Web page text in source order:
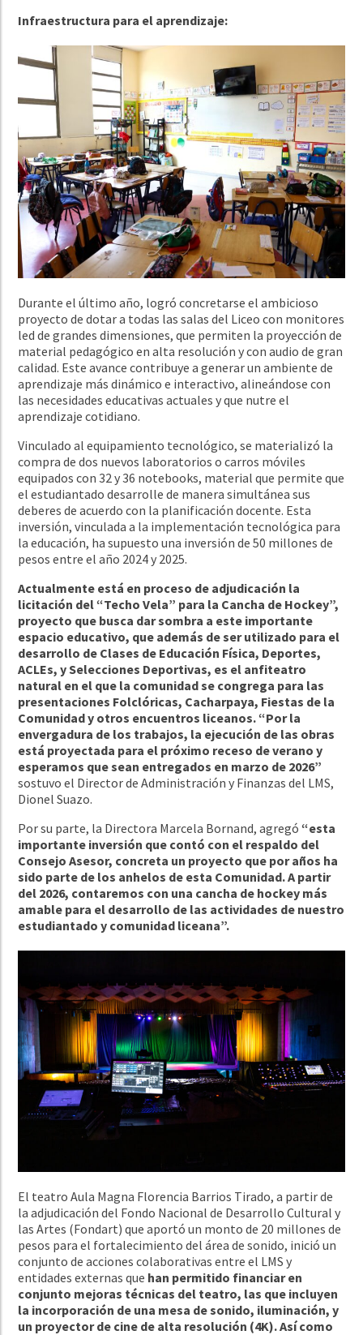
Infraestructura para el aprendizaje:
Durante el último año, logró concretarse el ambicioso
proyecto de dotar a todas las salas del Liceo con monitores
led de grandes dimensiones, que permiten la proyección de
material pedagógico en alta resolución y con audio de gran
calidad. Este avance contribuye a generar un ambiente de
aprendizaje más dinámico e interactivo, alineándose con
las necesidades educativas actuales y que nutre el
aprendizaje cotidiano.
Vinculado al equipamiento tecnológico, se materializó la
compra de dos nuevos laboratorios o carros móviles
equipados con 32 y 36 notebooks, material que permite que
el estudiantado desarrolle de manera simultánea sus
deberes de acuerdo con la planificación docente. Esta
inversión, vinculada a la implementación tecnológica para
la educación, ha supuesto una inversión de 50 millones de
pesos entre el año 2024 y 2025.
Actualmente está en proceso de adjudicación la
licitación del “Techo Vela” para la Cancha de Hockey”,
proyecto que busca dar sombra a este importante
espacio educativo, que además de ser utilizado para el
desarrollo de Clases de Educación Física, Deportes,
ACLEs, y Selecciones Deportivas, es el anfiteatro
natural en el que la comunidad se congrega para las
presentaciones Folclóricas, Cacharpaya, Fiestas de la
Comunidad y otros encuentros liceanos. “Por la
envergadura de los trabajos, la ejecución de las obras
está proyectada para el próximo receso de verano y
esperamos que sean entregados en marzo de 2026”
sostuvo el Director de Administración y Finanzas del LMS,
Dionel Suazo.
Por su parte, la Directora Marcela Bornand, agregó “esta
importante inversión que contó con el respaldo del
Consejo Asesor, concreta un proyecto que por años ha
sido parte de los anhelos de esta Comunidad. A partir
del 2026, contaremos con una cancha de hockey más
amable para el desarrollo de las actividades de nuestro
estudiantado y comunidad liceana”.
El teatro Aula Magna Florencia Barrios Tirado, a partir de
la adjudicación del Fondo Nacional de Desarrollo Cultural y
las Artes (Fondart) que aportó un monto de 20 millones de
pesos para el fortalecimiento del área de sonido, inició un
conjunto de acciones colaborativas entre el LMS y
entidades externas que han permitido financiar en
conjunto mejoras técnicas del teatro, las que incluyen
la incorporación de una mesa de sonido, iluminación, y
un proyector de cine de alta resolución (4K). Así como